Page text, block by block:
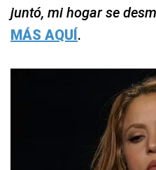
juntó, mi hogar se
MÁS AQUÍ.